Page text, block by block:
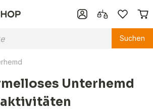
Suchen
Unterhemd